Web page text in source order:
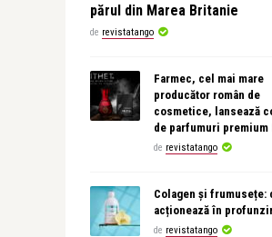
părul din Marea Britanie
de revistatango
Farmec, cel mai mare
producător român de
cosmetice, lansează
de parfumuri premium
de revistatango
Colagen și frumusețe:
acționează în
de revistatango